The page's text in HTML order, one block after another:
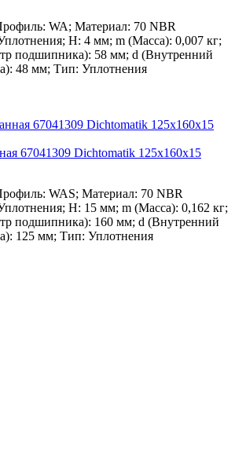
WA; Материал: 70 NBR
H: 4 мм; m (Масса): 0,007 кг;
подшипника): 58 мм; d (Внутренний
48 мм; Тип: Уплотнения
67041309 Dichtomatik 125x160x15
WAS; Материал: 70 NBR
H: 15 мм; m (Масса): 0,162 кг;
подшипника): 160 мм; d (Внутренний
125 мм; Тип: Уплотнения